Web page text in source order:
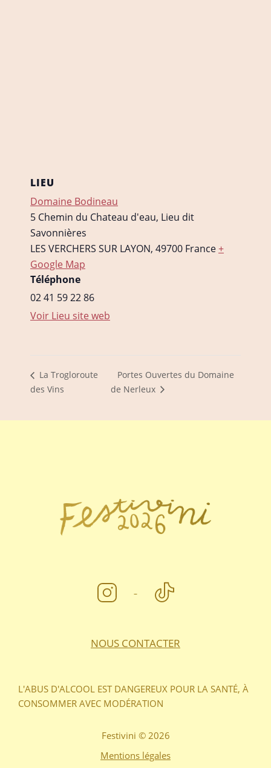
LIEU
Domaine Bodineau
5 Chemin du Chateau d'eau, Lieu dit
Savonnières
LES VERCHERS SUR LAYON, 49700 France+
Google Map
Téléphone
02 41 59 22 86
Voir Lieu site web
La Trogloroute
des Vins
Portes Ouvertes du Domaine
de Nerleux
NOUS CONTACTER
L'ABUS D'ALCOOL EST DANGEREUX POUR LA SANTÉ, À
CONSOMMER AVEC MODÉRATION
Festivini © 2026
Mentions légales